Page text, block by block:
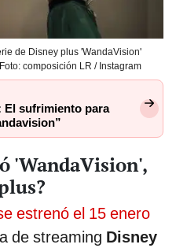
de Disney plus 'WandaVision'
composición LR / Instagram
El sufrimiento para
'WandaVision',
estrenó el 15 enero
de streaming Disney